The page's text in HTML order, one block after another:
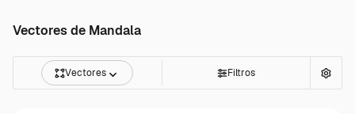
Vectores de Mandala
Vectores Filtros